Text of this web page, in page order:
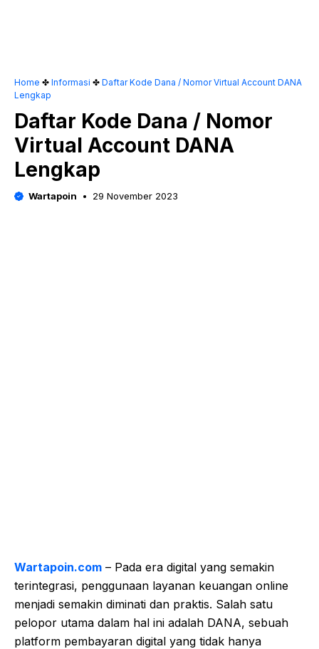
Home ✤ Informasi ✤ Daftar Kode Dana / Nomor Virtual Account DANA
Lengkap
Daftar Kode Dana / Nomor
Virtual Account DANA
Lengkap
Wartapoin 29 November 2023
Wartapoin.com – Pada era digital yang semakin
terintegrasi, penggunaan layanan keuangan online
menjadi semakin diminati dan praktis. Salah satu
pelopor utama dalam hal ini adalah DANA, sebuah
platform pembayaran digital yang tidak hanya